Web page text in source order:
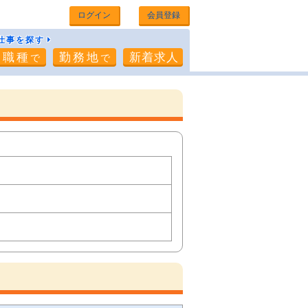
ログイン 会員登録
事を探す
職種 で 勤務地 で 新着求人